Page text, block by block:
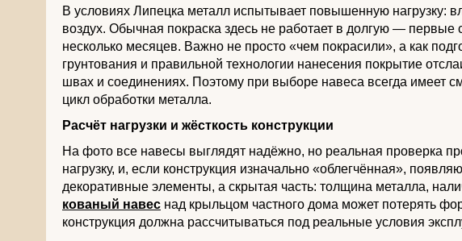
В условиях Липецка металл испытывает повышенную нагрузку:
воздух. Обычная покраска здесь не работает в долгую —
несколько месяцев. Важно не просто «чем покрасили», а как
грунтования и правильной технологии нанесения покрытие
швах и соединениях. Поэтому при выборе навеса всегда имеет
цикл обработки металла.
Расчёт нагрузки и жёсткость конструкции
На фото все навесы выглядят надёжно, но реальная проверка
нагрузку, и, если конструкция изначально «облегчённая»,
декоративные элементы, а скрытая часть: толщина металла,
кованый навес над крыльцом частного дома может потерять
конструкция должна рассчитываться под реальные условия